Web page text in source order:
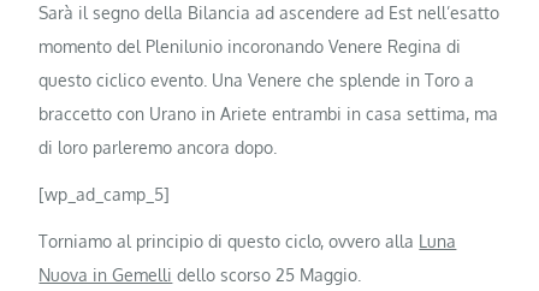
Sarà il segno della Bilancia ad ascendere ad Est nell’esatto
momento del Plenilunio incoronando Venere Regina di
questo ciclico evento. Una Venere che splende in Toro a
braccetto con Urano in Ariete entrambi in casa settima, ma
di loro parleremo ancora dopo.
[wp_ad_camp_5]
Torniamo al principio di questo ciclo, ovvero alla Luna
Nuova in Gemelli dello scorso 25 Maggio.